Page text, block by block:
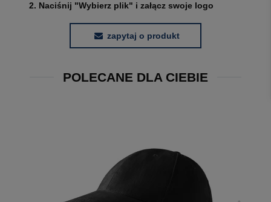
2. Naciśnij "Wybierz plik" i załącz swoje logo
zapytaj o produkt
POLECANE DLA CIEBIE